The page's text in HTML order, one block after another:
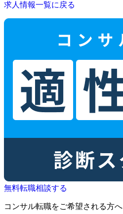
求人情報一覧に戻る
無料転職相談する
コンサル転職をご希望される方へ